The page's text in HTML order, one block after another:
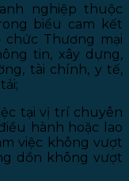
nghiệp thuộc
biểu cam kết
chức Thương mại
tin, xây dựng,
tài chính, y tế,
tại vị trí chuyên
hành hoặc lao
việc không vượt
dồn không vượt